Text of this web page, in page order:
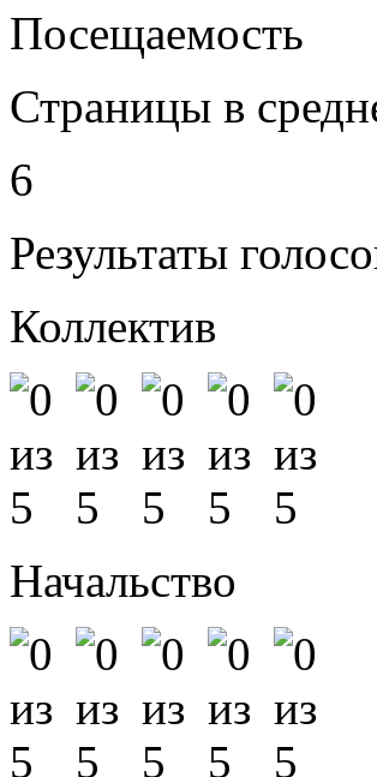
Посещаемость
Страницы в
6
Результаты
Коллектив
Начальство